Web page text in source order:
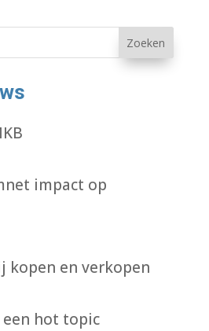
Zoeken
impact op
kopen en verkopen
hot topic